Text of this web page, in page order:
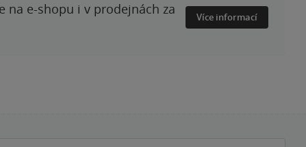
na e-shopu i v prodejnách za
Více informací